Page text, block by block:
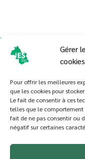
Gérer
cookies
Pour offrir les meilleures
que les cookies pour
Le fait de consentir à ces
telles que le comportement
fait de ne pas consentir ou
négatif sur certaines